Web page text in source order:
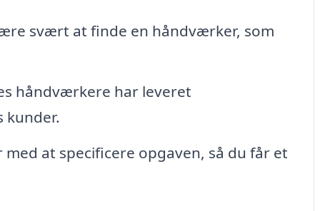
svært at finde en håndværker, som
håndværkere har leveret
kunder.
med at specificere opgaven, så du får et